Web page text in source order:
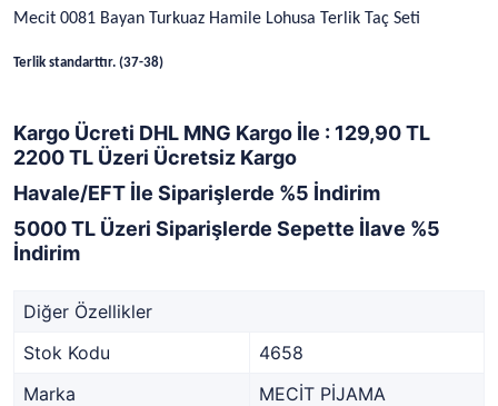
Mecit 0081 Bayan Turkuaz Hamile Lohusa Terlik Taç Seti
Terlik standarttır. (37-38)
Kargo Ücreti DHL MNG Kargo İle : 129,90 TL
2200 TL Üzeri Ücretsiz Kargo
Havale/EFT İle Siparişlerde %5 İndirim
5000 TL Üzeri Siparişlerde Sepette İlave %5
İndirim
Diğer Özellikler
Stok Kodu
4658
Marka
MECİT PİJAMA